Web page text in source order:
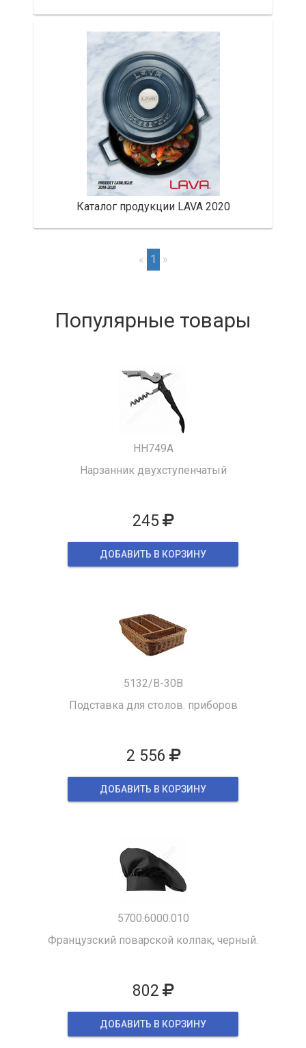
Каталог продукции LAVA 2020
« 1 »
Популярные товары
HH749A
Нарзанник двухступенчатый
245
ДОБАВИТЬ В КОРЗИНУ
5132/B-30B
Подставка для столов. приборов
2 556
ДОБАВИТЬ В КОРЗИНУ
5700.6000.010
Французский поварской колпак, черный.
802
ДОБАВИТЬ В КОРЗИНУ